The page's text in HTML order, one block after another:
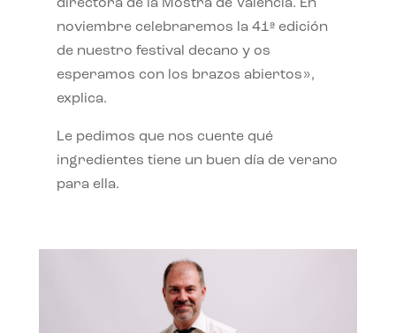
directora de la Mostra de València. En
noviembre celebraremos la 41ª edición
de nuestro festival decano y os
esperamos con los brazos abiertos»,
explica.
Le pedimos que nos cuente qué
ingredientes tiene un buen día de verano
para ella.